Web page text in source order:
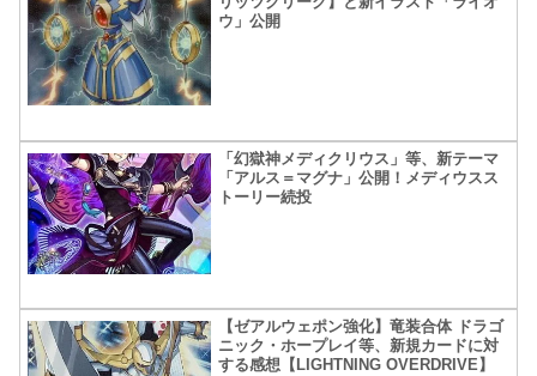
ウ」公開
「幻獄神メディクリウス」等、新テーマ
「アルス＝マグナ」公開！メディウスス
トーリー続投
【ゼアルウェポン強化】竜装合体 ドラゴ
ニック・ホープレイ等、新規カードに対
する感想【LIGHTNING OVERDRIVE】